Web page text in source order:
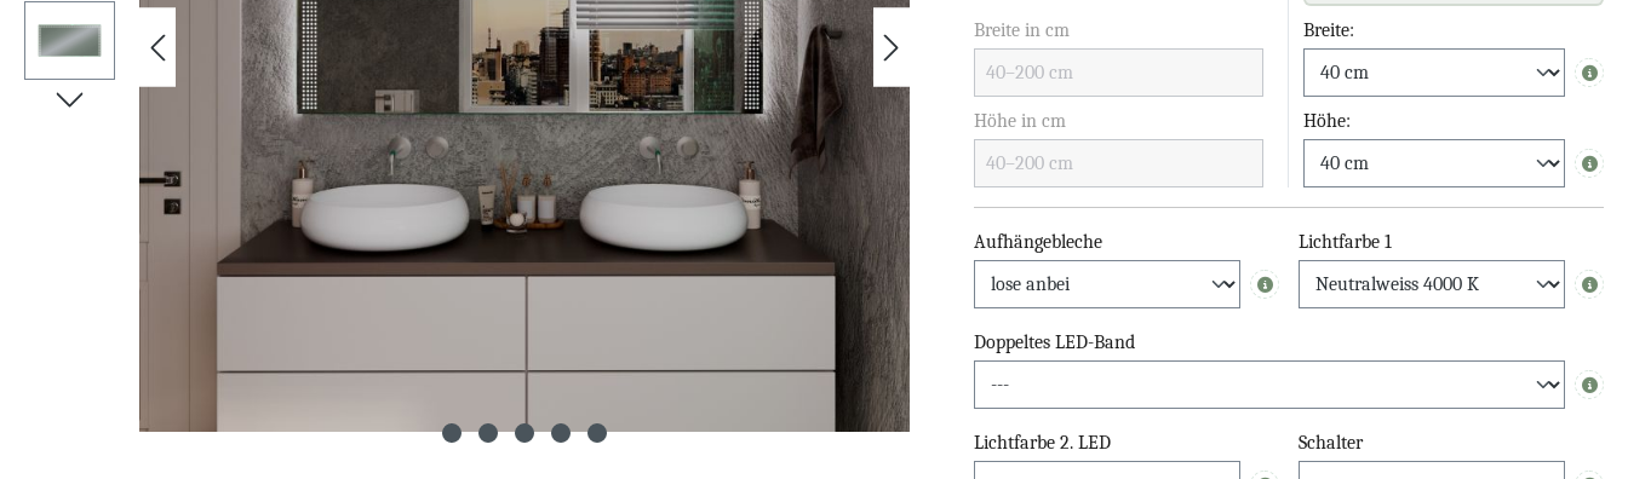
Breite in cm
Höhe in cm
Breite:
Info
Höhe:
Info
Aufhängebleche
Info
Lichtfarbe 1
Info
Doppeltes LED-Band
Info
Lichtfarbe 2. LED Schalter